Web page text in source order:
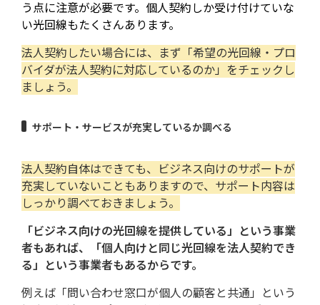
う点に注意が必要です。個人契約しか受け付けていな
い光回線もたくさんあります。
法人契約したい場合には、まず「希望の光回線・プロ
バイダが法人契約に対応しているのか」をチェックし
ましょう。
サポート・サービスが充実しているか調べる
法人契約自体はできても、ビジネス向けのサポートが
充実していないこともありますので、サポート内容は
しっかり調べておきましょう。
「ビジネス向けの光回線を提供している」という事業
者もあれば、「個人向けと同じ光回線を法人契約でき
る」という事業者もあるからです。
例えば「問い合わせ窓口が個人の顧客と共通」という